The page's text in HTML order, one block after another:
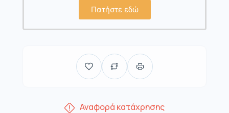
Πατήστε εδώ
Αναφορά κατάχρησης